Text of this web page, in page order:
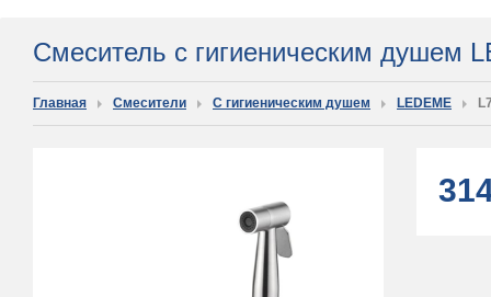
Смеситель с гигиеническим душем
Главная Смесители С гигиеническим душем LEDEME